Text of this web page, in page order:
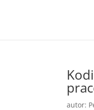
autor: